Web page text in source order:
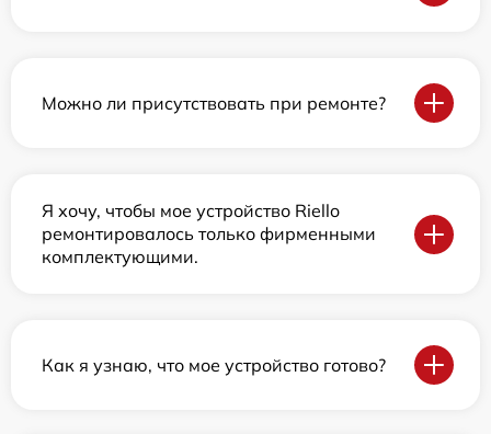
Можно ли присутствовать при ремонте?
Я хочу, чтобы мое устройство Riello
ремонтировалось только фирменными
комплектующими.
Как я узнаю, что мое устройство готово?